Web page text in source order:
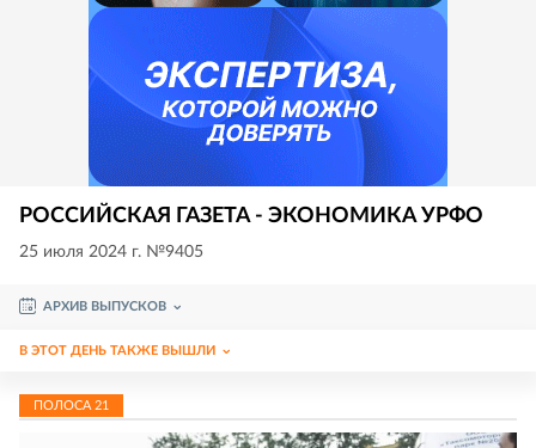
РОССИЙСКАЯ ГАЗЕТА - ЭКОНОМИКА УРФО
25 июля 2024 г. №9405
АРХИВ ВЫПУСКОВ
В ЭТОТ ДЕНЬ ТАКЖЕ ВЫШЛИ
ПОЛОСА 21